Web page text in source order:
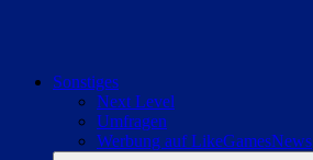
Sonstiges
Next Level
Umfragen
Werbung auf LikeGamesNews